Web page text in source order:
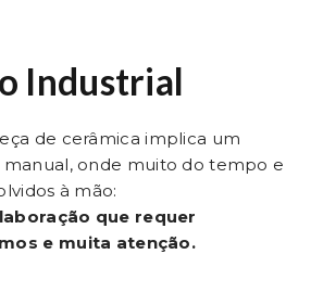
Industrial
de cerâmica implica um
manual, onde muito do tempo e
à mão:
que requer
e muita atenção.